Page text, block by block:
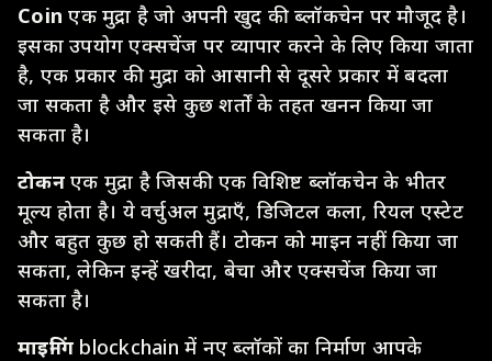
Coin एक मुद्रा है जो अपनी खुद की ब्लॉकचेन पर मौजूद है।
इसका उपयोग एक्सचेंज पर व्यापार करने के लिए किया जाता
है, एक प्रकार की मुद्रा को आसानी से दूसरे प्रकार में बदला
जा सकता है और इसे कुछ शर्तों के तहत खनन किया जा
सकता है।
टोकनएक मुद्रा है जिसकी एक विशिष्ट ब्लॉकचेन के भीतर
मूल्य होता है। ये वर्चुअल मुद्राएँ, डिजिटल कला, रियल एस्टेट
और बहुत कुछ हो सकती हैं। टोकन को माइन नहीं किया जा
सकता, लेकिन इन्हें खरीदा, बेचा और एक्सचेंज किया जा
सकता है।
माइनिंग blockchain में नए ब्लॉकों का निर्माण आपके